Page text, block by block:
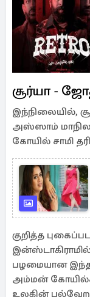
சூர்யா -
இந்நிலையில்,
அஸ்ஸாம்
கோயில் சாமி
குறித்த
பழமையான இந்த
அம்மன்
உலகின் பல்வேறு